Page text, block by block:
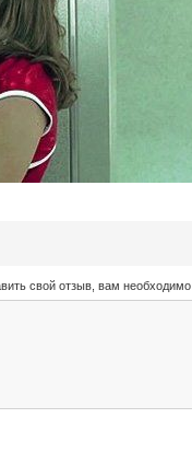
свой отзыв, вам необходимо